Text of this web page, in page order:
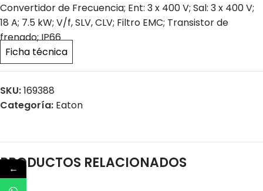
Convertidor de Frecuencia; Ent: 3 x 400 V; Sal: 3 x 400 V;
18 A; 7.5 kW; V/f, SLV, CLV; Filtro EMC; Transistor de
frenado; IP66
Ficha técnica
SKU:169388
Categoría: Eaton
PRODUCTOS RELACIONADOS
←